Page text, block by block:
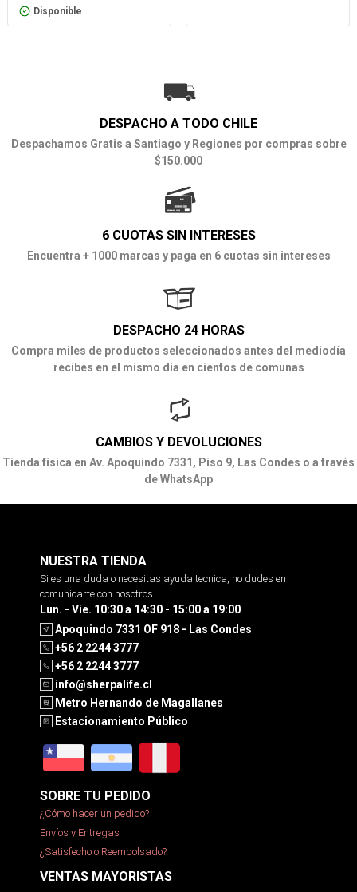
Disponible
DESPACHO A TODO CHILE
Despachamos Gratis a Santiago y Regiones por compras sobre
$150.000
6 CUOTAS SIN INTERESES
Encuentra + 1000 marcas y paga en 6 cuotas sin intereses
DESPACHO 24 HORAS
Compra miles de productos seleccionados antes del mediodía
recibes en el mismo día en cientos de comunas
CAMBIOS Y DEVOLUCIONES
Tienda física en Av. Apoquindo 7331, Piso 9, Las Condes o a través
de WhatsApp
NUESTRA TIENDA
Si es una duda o necesitas ayuda tecnica, no dudes en
comunicarte con nosotros
Lun. - Vie. 10:30 a 14:30 - 15:00 a 19:00
Apoquindo 7331 OF 918 - Las Condes
+56 2 2244 3777
+56 2 2244 3777
info@sherpalife.cl
Metro Hernando de Magallanes
Estacionamiento Público
SOBRE TU PEDIDO
¿Cómo hacer un pedido?
Envíos y Entregas
¿Satisfecho o Reembolsado?
VENTAS MAYORISTAS